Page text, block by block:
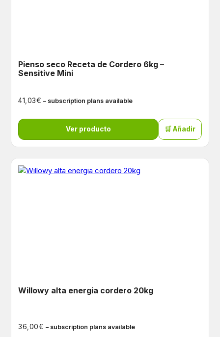
Pienso seco Receta de Cordero 6kg –
Sensitive Mini
41,03€ – subscription plans available
Ver producto 🛒 Añadir
Willowy alta energia cordero 20kg
36,00€ – subscription plans available